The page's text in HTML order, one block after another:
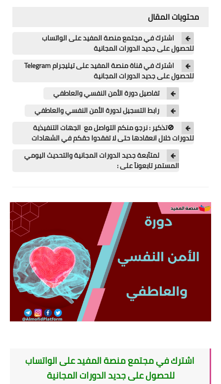
إعلاميات
التعليم
الصحة
محتويات المقال
اشترك في مجتمع منصة المفيد على الواتساب
للحصول على جديد الدورات المجانية
اشترك في قناة منصة المفيد على تيليجرام Telegram
للحصول على جديد الدورات المجانية
تفاصيل دورة الأمن النفسي والعاطفي
رابط التسجيل لدورة الأمن النفسي والعاطفي
🚫تذكير : نرجو منكم التواصل مع الجهات التنفيذية
للدورات خلال انعقادها حتى لا تفقدوا حقكم في الشهادات
لمتآبعة جديد الدورات المجانية والتحديث اليومي
المستمر تابعونآ على :
اشترك في مجتمع منصة المفيد على الواتساب
للحصول على جديد الدورات المجانية